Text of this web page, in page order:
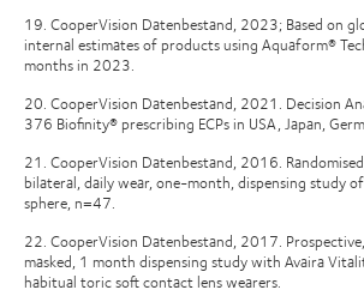
19. CooperVision Datenbestand, 2023; Based on
internal estimates of products using Aquaform®
months in 2023.
20. CooperVision Datenbestand, 2021. Decision
376 Biofinity® prescribing ECPs in USA, Japan,
21. CooperVision Datenbestand, 2016.
bilateral, daily wear, one-month, dispensing study
sphere, n=47.
22. CooperVision Datenbestand, 2017.
masked, 1 month dispensing study with Avaira
habitual toric soft contact lens wearers.